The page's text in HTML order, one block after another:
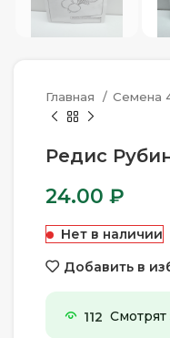
Главная Семена
Редис
24.00 ₽
Нет в наличии
Добавить в
112 Смотрят